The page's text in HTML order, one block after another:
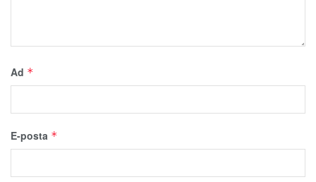
Ad *
E-posta *